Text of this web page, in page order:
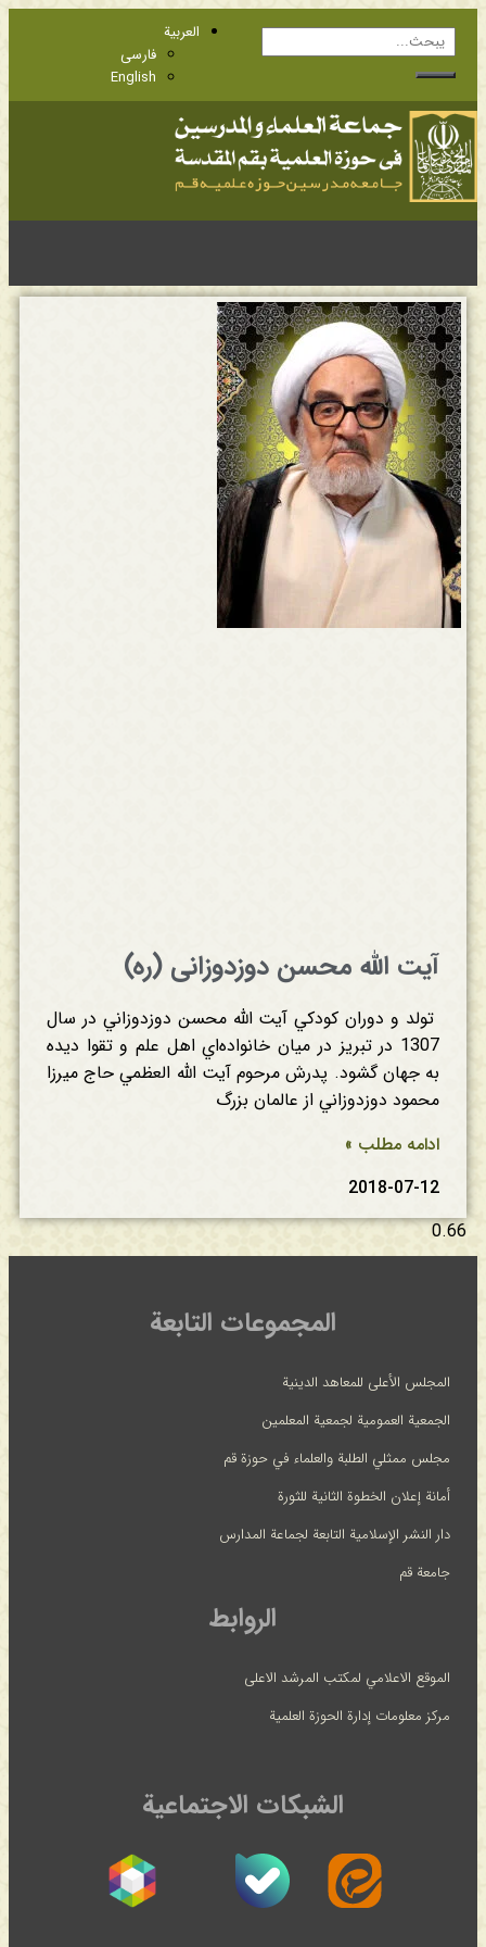
العربية
فارسی
English
آيت‌ الله‌ محسن‌ دوزدوزانی (ره)
تولد و دوران‌ كودكي‌ آيت‌ الله‌ محسن‌ دوزدوزاني‌ در سال‌
1307 در تبريز در ميان‌ خانواده‌اي‌ اهل‌ علم‌ و تقوا ديده‌
به‌ جهان‌ گشود. پدرش‌ مرحوم‌ آيت‌ الله‌ العظمي‌ حاج‌ ميرزا
محمود دوزدوزاني‌ از عالمان‌ بزرگ‌
ادامه مطلب »
2018-07-12
المجموعات التابعة
المجلس الأعلى للمعاهد الدينية
الجمعية العمومية لجمعية المعلمين
مجلس ممثلي الطلبة والعلماء في حوزة قم
أمانة إعلان الخطوة الثانية للثورة
دار النشر الإسلامية التابعة لجماعة المدارس
جامعة قم
الروابط
الموقع الاعلامي لمكتب المرشد الاعلى
مركز معلومات إدارة الحوزة العلمية
الشبكات الاجتماعية